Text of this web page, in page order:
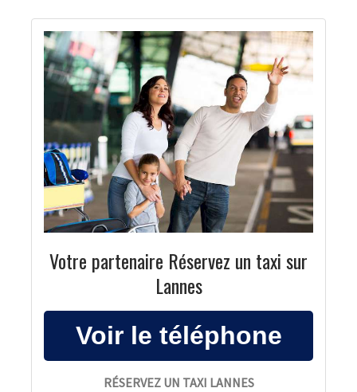
Votre partenaire Réservez un taxi sur
Lannes
RÉSERVEZ UN TAXI LANNES